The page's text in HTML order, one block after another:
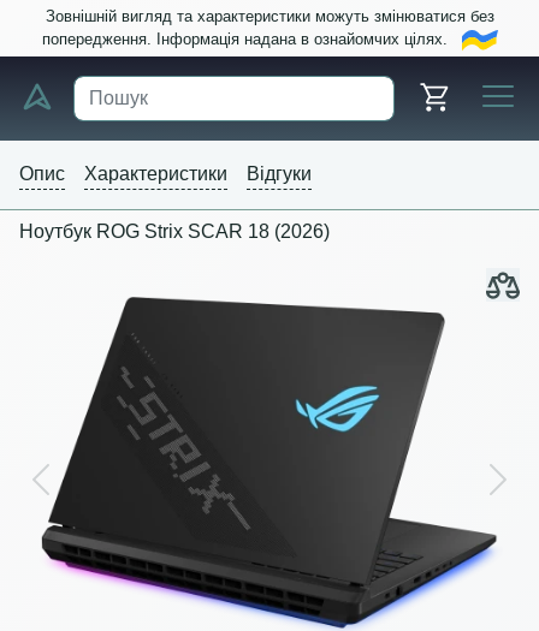
Зовнішній вигляд та характеристики можуть змінюватися без
попередження. Інформація надана в ознайомчих цілях.
Опис Характеристики Відгуки
Ноутбук ROG Strix SCAR 18 (2026)
Previous Next